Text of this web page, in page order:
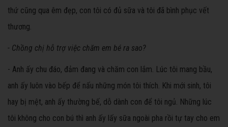
thứ cũng qua êm đẹp, con tôi có đủ sữa và tôi đã bình phục vết
thương.
- Chồng chị hỗ trợ việc chăm em bé ra sao?
- Anh ấy chu đáo, đảm đang và chăm con lắm. Lúc tôi mang bầu,
anh ấy luôn vào bếp để nấu những món tôi thích. Khi mới sinh, tôi
hay bị mệt, anh ấy thường bế, dỗ dành con để tôi ngủ. Những lúc
tôi không cho con bú thì anh ấy lấy sữa ngoài pha rồi tự tay cho em